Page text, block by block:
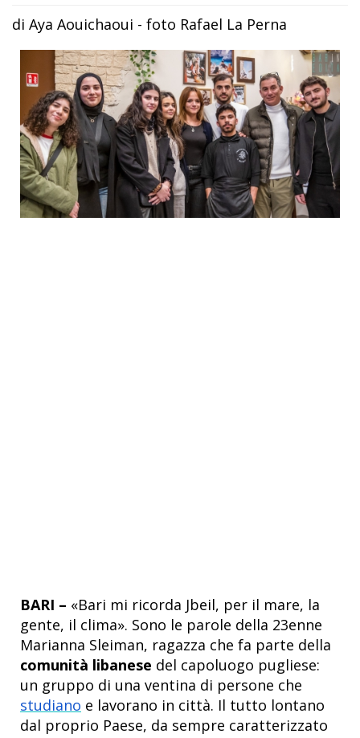
di Aya Aouichaoui - foto Rafael La Perna
BARI – «Bari mi ricorda Jbeil, per il mare, la
gente, il clima». Sono le parole della 23enne
Marianna Sleiman, ragazza che fa parte della
comunità libanese del capoluogo pugliese:
un gruppo di una ventina di persone che
studiano e lavorano in città. Il tutto lontano
dal proprio Paese, da sempre caratterizzato